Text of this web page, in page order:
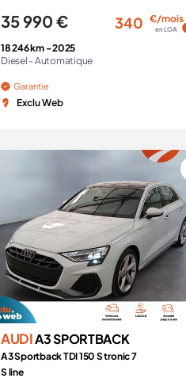
35 990 € 340 €/mois
en LOA
18 246 km -2025
Diesel - Automatique
Garantie
Exclu Web
AUDIA3 SPORTBACK
A3 Sportback TDI 150 S tronic 7
S line